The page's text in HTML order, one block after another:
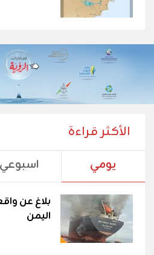
الأكثر قراءة
يومي اسبوعي
بلاغ عن
اليمن